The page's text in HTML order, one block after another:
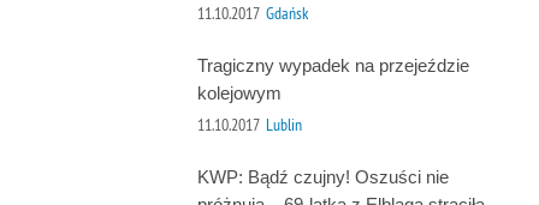
11.10.2017 Gdańsk
Tragiczny wypadek na przejeździe
kolejowym
11.10.2017 Lublin
KWP: Bądź czujny! Oszuści nie